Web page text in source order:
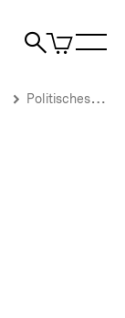
Suche
Artikel
im
Politisches System